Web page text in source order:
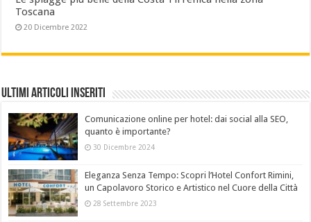
Toscana
20 Dicembre 2022
Ultimi Articoli Inseriti
Comunicazione online per hotel: dai social alla SEO,
quanto è importante?
30 Dicembre 2024
Eleganza Senza Tempo: Scopri l’Hotel Confort Rimini,
un Capolavoro Storico e Artistico nel Cuore della Città
28 Settembre 2023